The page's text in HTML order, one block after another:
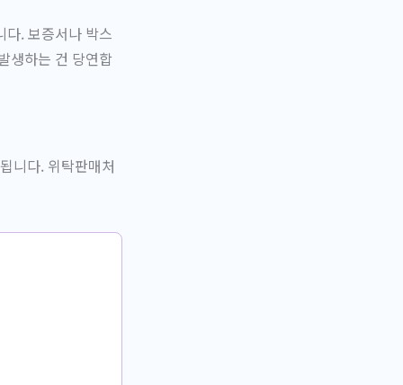
다. 보증서나 박스
생하는 건 당연합
니다. 위탁판매처